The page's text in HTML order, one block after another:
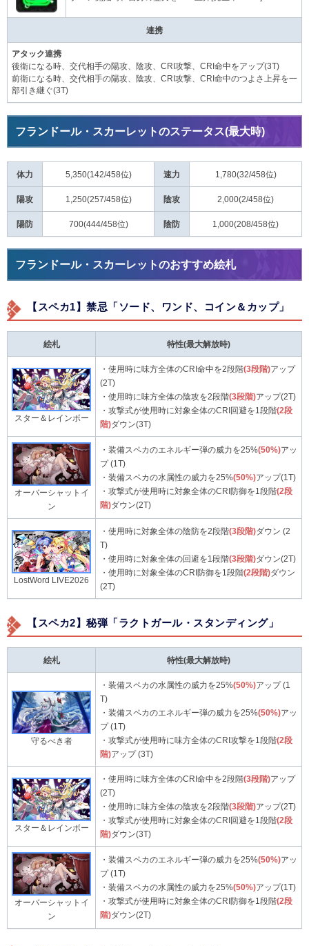
連携
アタック連携
後衛になる時、交代相手の陽攻、陰攻、CRI攻撃、CRI命中をアップ(3T)
前衛になる時、交代相手の陽攻、陰攻、CRI攻撃、CRI命中のつよさ上昇を一
部引き継ぐ(3T)
フランドール・スカーレットのステータス(最大時)
体力 5,350(142/458位) 速力 1,780(32/458位)
陽攻 1,250(257/458位) 陰攻 2,000(2/458位)
陽防 700(444/458位) 陰防 1,000(208/458位)
フランドール・スカーレットのおすすめ絵札
【スペカ1】禁忌「ソード、ワンド、コイン＆カップ」
絵札 特性(最大解放時)
スター＆レインボー
・使用時に味方全体のCRI命中を2段階(3段階)アップ
(2T)
・使用時に味方全体の陰攻を2段階(3段階)アップ(2T)
・攻撃式が使用時に対象全体のCRI回避を1段階(2段
階)ダウン(3T)
オーバーシャットイ
ン
・装備スペカのエネルギー弾の威力を25%(50%)アッ
プ (1T)
・装備スペカの水属性の威力を25%(50%)アップ(1T)
・攻撃式が使用時に対象全体のCRI防御を1段階(2段
階)ダウン(2T)
LostWord LIVE2026
・使用時に対象全体の陰防を2段階(3段階)ダウン (2
T)
・使用時に対象全体の回避を1段階(3段階)ダウン(2T)
・使用時に対象全体のCRI防御を1段階(2段階)ダウン
(2T)
【スペカ2】秘弾「ラクトガール・スタンディング」
絵札 特性(最大解放時)
守るべき者
・装備スペカの水属性の威力を25%(50%)アップ (1
T)
・装備スペカのエネルギー弾の威力を25%(50%)アッ
プ (1T)
・攻撃式が使用時に味方全体のCRI攻撃を1段階(2段
階)アップ (3T)
スター＆レインボー
・使用時に味方全体のCRI命中を2段階(3段階)アップ
(2T)
・使用時に味方全体の陰攻を2段階(3段階)アップ(2T)
・攻撃式が使用時に対象全体のCRI回避を1段階(2段
階)ダウン(3T)
オーバーシャットイ
ン
・装備スペカのエネルギー弾の威力を25%(50%)アッ
プ (1T)
・装備スペカの水属性の威力を25%(50%)アップ(1T)
・攻撃式が使用時に対象全体のCRI防御を1段階(2段
階)ダウン(2T)